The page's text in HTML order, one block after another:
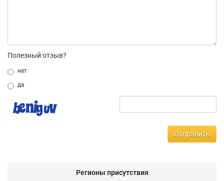
Полезный отзыв?
нет
да
Отправить
Регионы присутствия